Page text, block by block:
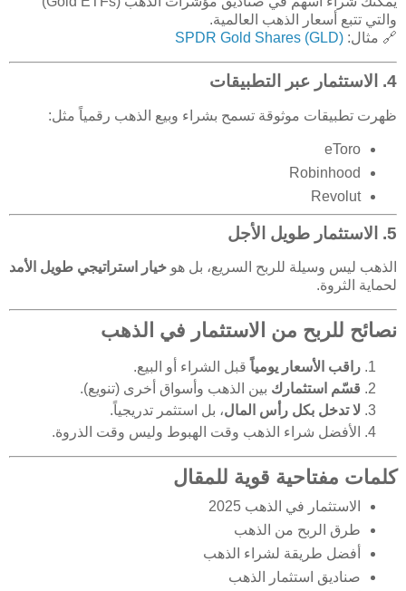
والتي تتبع أسعار الذهب العالمية.
🔗 مثال: SPDR Gold Shares (GLD)
4. الاستثمار عبر التطبيقات
ظهرت تطبيقات موثوقة تسمح بشراء وبيع الذهب رقمياً مثل:
eToro
Robinhood
Revolut
5. الاستثمار طويل الأجل
الذهب ليس وسيلة للربح السريع، بل هو خيار استراتيجي طويل الأمد
لحماية الثروة.
نصائح للربح من الاستثمار في الذهب
راقب الأسعار يومياً قبل الشراء أو البيع.
قسّم استثمارك بين الذهب وأسواق أخرى (تنويع).
لا تدخل بكل رأس المال، بل استثمر تدريجياً.
الأفضل شراء الذهب وقت الهبوط وليس وقت الذروة.
كلمات مفتاحية قوية للمقال
الاستثمار في الذهب 2025
طرق الربح من الذهب
أفضل طريقة لشراء الذهب
صناديق استثمار الذهب